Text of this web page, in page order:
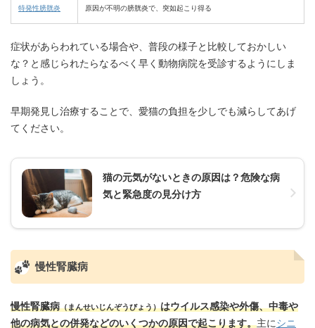
特発性膀胱炎 原因が不明の膀胱炎で、突如起こり得る
症状があらわれている場合や、普段の様子と比較しておかしい
な？と感じられたらなるべく早く動物病院を受診するようにしま
しょう。
早期発見し治療することで、愛猫の負担を少しでも減らしてあげ
てください。
猫の元気がないときの原因は？危険な病
気と緊急度の見分け方
慢性腎臓病
慢性腎臓病（まんせいじんぞうびょう）はウイルス感染や外傷、中毒や
他の病気との併発などのいくつかの原因で起こります。主にシニ